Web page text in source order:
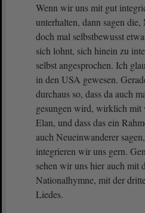
Wenn wir uns mit gut
unterhalten, dann sagen
doch mal selbstbewusst
sich lohnt, sich hinein zu
selbst angesprochen. Ich
in den USA gewesen.
durchaus so, dass da auch
gesungen wird, wirklich
Elan, und dass das ein
auch Neueinwanderer
integrieren wir uns gern.
sehen wir uns hier auch mit
Nationalhymne, mit der
Liedes.